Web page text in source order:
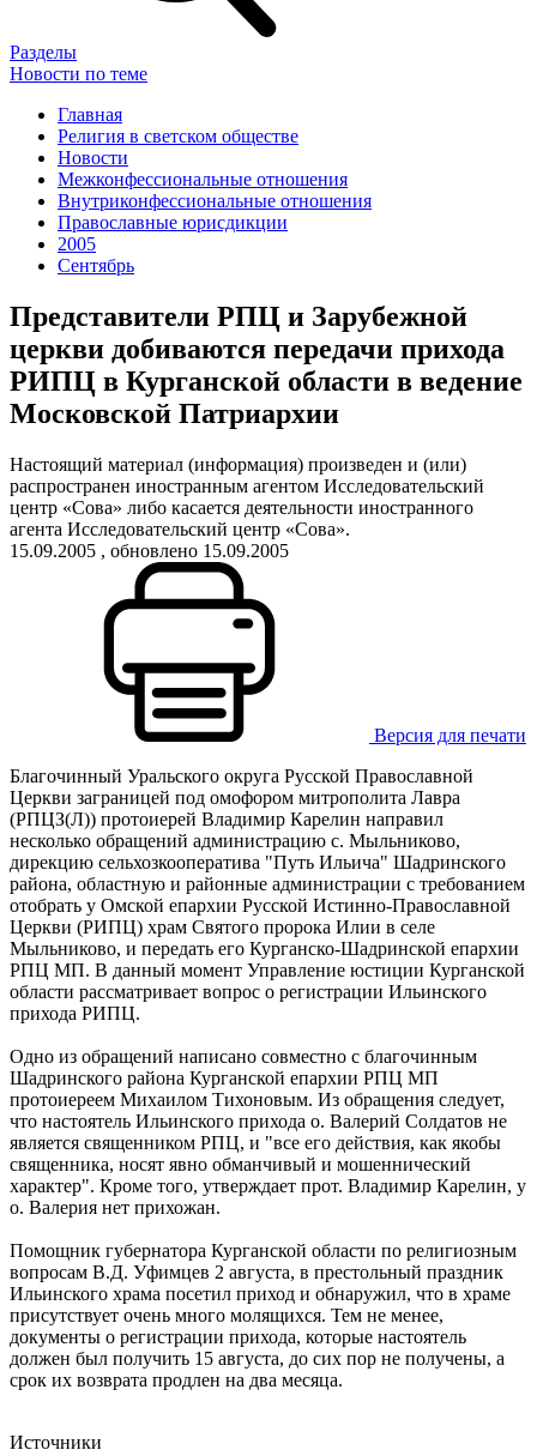
Разделы
Новости по теме
Главная
Религия в светском обществе
Новости
Межконфессиональные отношения
Внутриконфессиональные отношения
Православные юрисдикции
2005
Сентябрь
Представители РПЦ и Зарубежной
церкви добиваются передачи прихода
РИПЦ в Курганской области в ведение
Московской Патриархии
Настоящий материал (информация) произведен и (или)
распространен иностранным агентом Исследовательский
центр «Сова» либо касается деятельности иностранного
агента Исследовательский центр «Сова».
15.09.2005 , обновлено 15.09.2005
Версия для печати
Благочинный Уральского округа Русской Православной
Церкви заграницей под омофором митрополита Лавра
(РПЦЗ(Л)) протоиерей Владимир Карелин направил
несколько обращений администрацию с. Мыльниково,
дирекцию сельхозкооператива "Путь Ильича" Шадринского
района, областную и районные администрации с требованием
отобрать у Омской епархии Русской Истинно-Православной
Церкви (РИПЦ) храм Святого пророка Илии в селе
Мыльниково, и передать его Курганско-Шадринской епархии
РПЦ МП. В данный момент Управление юстиции Курганской
области рассматривает вопрос о регистрации Ильинского
прихода РИПЦ.
Одно из обращений написано совместно с благочинным
Шадринского района Курганской епархии РПЦ МП
протоиереем Михаилом Тихоновым. Из обращения следует,
что настоятель Ильинского прихода о. Валерий Солдатов не
является священником РПЦ, и "все его действия, как якобы
священника, носят явно обманчивый и мошеннический
характер". Кроме того, утверждает прот. Владимир Карелин, у
о. Валерия нет прихожан.
Помощник губернатора Курганской области по религиозным
вопросам В.Д. Уфимцев 2 августа, в престольный праздник
Ильинского храма посетил приход и обнаружил, что в храме
присутствует очень много молящихся. Тем не менее,
документы о регистрации прихода, которые настоятель
должен был получить 15 августа, до сих пор не получены, а
срок их возврата продлен на два месяца.
Источники